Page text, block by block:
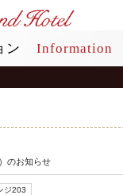
レストラ
ン Information
のお知らせ
ジ203